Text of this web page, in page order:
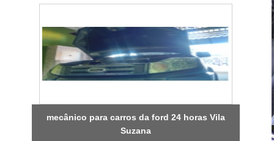
mecânico para carros da ford 24 horas Vila
Suzana